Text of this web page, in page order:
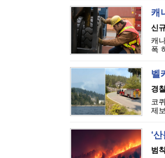
캐
신
캐
폭
벨
경
코
제
‘
범